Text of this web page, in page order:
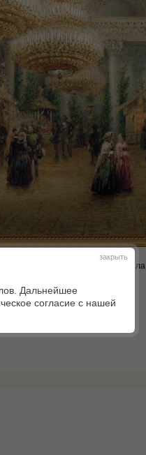
бумага, акварель, белила
закрыть
Дальнейшее
согласие с нашей